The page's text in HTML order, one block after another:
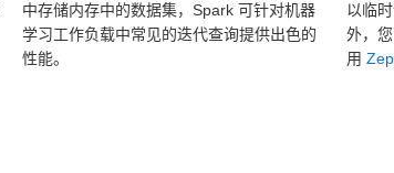
中存储内存中的数据集，Spark 可针对机器
学习工作负载中常见的迭代查询提供出色的
性能。
以临
外，
用